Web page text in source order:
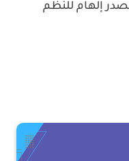
إلهام للنظم